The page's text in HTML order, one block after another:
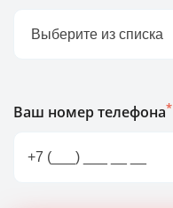
Ваш номер телефона*